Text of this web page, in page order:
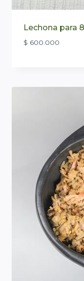
Lechona para
$ 600.000